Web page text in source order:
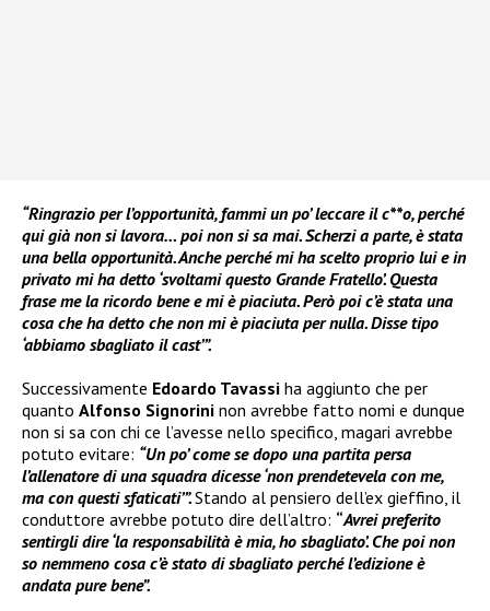
“Ringrazio per l’opportunità, fammi un po’ leccare il c**o, perché
qui già non si lavora… poi non si sa mai. Scherzi a parte, è stata
una bella opportunità. Anche perché mi ha scelto proprio lui e in
privato mi ha detto ‘svoltami questo Grande Fratello’. Questa
frase me la ricordo bene e mi è piaciuta. Però poi c’è stata una
cosa che ha detto che non mi è piaciuta per nulla. Disse tipo
‘abbiamo sbagliato il cast’”.
Successivamente Edoardo Tavassi ha aggiunto che per
quanto Alfonso Signorini non avrebbe fatto nomi e dunque
non si sa con chi ce l’avesse nello specifico, magari avrebbe
potuto evitare: “Un po’ come se dopo una partita persa
l’allenatore di una squadra dicesse ‘non prendetevela con me,
ma con questi sfaticati’”.Stando al pensiero dell’ex gieffino, il
conduttore avrebbe potuto dire dell’altro: “Avrei preferito
sentirgli dire ‘la responsabilità è mia, ho sbagliato’. Che poi non
so nemmeno cosa c’è stato di sbagliato perché l’edizione è
andata pure bene”.